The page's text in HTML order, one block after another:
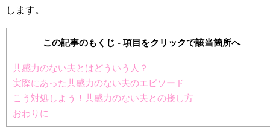
します。
この記事のもくじ - 項目をクリックで該当箇所へ
共感力のない夫とはどういう人？
実際にあった共感力のない夫のエピソード
こう対処しよう！共感力のない夫との接し方
おわりに